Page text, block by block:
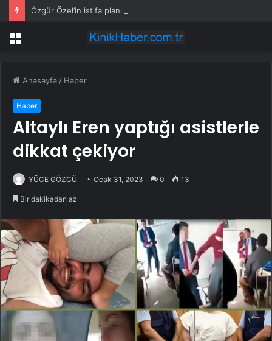
Özgür Özel’in istifa planı ortaya çıktı
Menü
Anasayfa / Haber
Haber
Altaylı Eren yaptığı asistlerle
dikkat çekiyor
YÜCE GÖZCÜ Ocak 31, 2023 0 13
Bir dakikadan az